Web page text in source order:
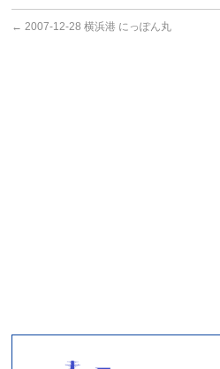
← 2007-12-28 横浜港 にっぽん丸